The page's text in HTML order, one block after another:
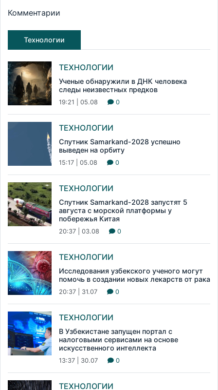
Комментарии
Технологии
ТЕХНОЛОГИИ
Ученые обнаружили в ДНК человека
следы неизвестных предков
19:21 | 05.08 0
ТЕХНОЛОГИИ
Спутник Samarkand-2028 успешно
выведен на орбиту
15:17 | 05.08 0
ТЕХНОЛОГИИ
Спутник Samarkand-2028 запустят 5
августа с морской платформы у
побережья Китая
20:37 | 03.08 0
ТЕХНОЛОГИИ
Исследования узбекского ученого могут
помочь в создании новых лекарств от рака
20:37 | 31.07 0
ТЕХНОЛОГИИ
В Узбекистане запущен портал с
налоговыми сервисами на основе
искусственного интеллекта
13:37 | 30.07 0
ТЕХНОЛОГИИ